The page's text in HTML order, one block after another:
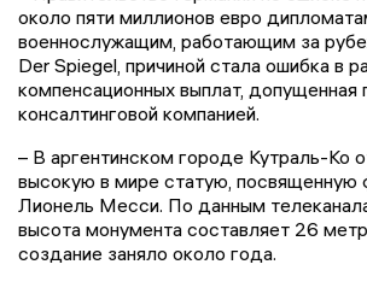
около пяти миллионов евро
военнослужащим, работающим за
Der Spiegel, причиной стала ошибка в
компенсационных выплат, допущенная
консалтинговой компанией.
– В аргентинском городе Кутраль-Ко
высокую в мире статую, посвященную
Лионель Месси. По данным
высота монумента составляет 26
создание заняло около года.